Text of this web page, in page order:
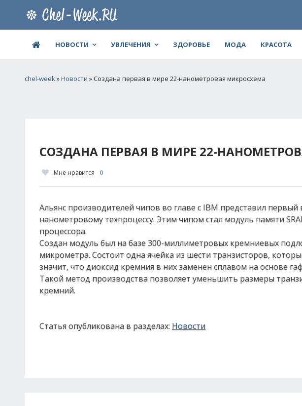
НОВОСТИ УВЛЕЧЕНИЯ ЗДОРОВЬЕ МОДА КРАСОТА
chel-week»Новости » Создана первая в мире 22-нанометровая микросхема
СОЗДАНА ПЕРВАЯ В МИРЕ 22-
Мне нравится 0
Альянс производителей чипов во главе с IBM представил
нанометровому техпроцессу. Этим чипом стал модуль памяти
процессора.
Создан модуль был на базе 300-миллиметровых кремниевых
микрометра. Состоит одна ячейка из шести транзисторов,
значит, что диоксид кремния в них заменен сплавом на основе
Такой метод производства позволяет уменьшить размеры
кремний.
Статья опубликована в разделах: Новости